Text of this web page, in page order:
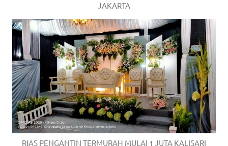
JAKARTA
RIAS PENGANTIN TERMURAH MULAI 1 JUTA KALISARI